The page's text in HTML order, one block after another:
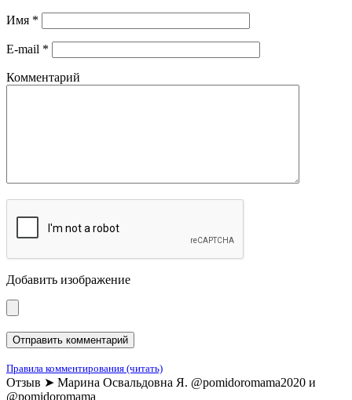
Имя *
E-mail *
Комментарий
Добавить изображение
Правила комментирования (читать)
Отзыв ➤ Марина Освальдовна Я. @pomidoromama2020 и
@pomidoromama